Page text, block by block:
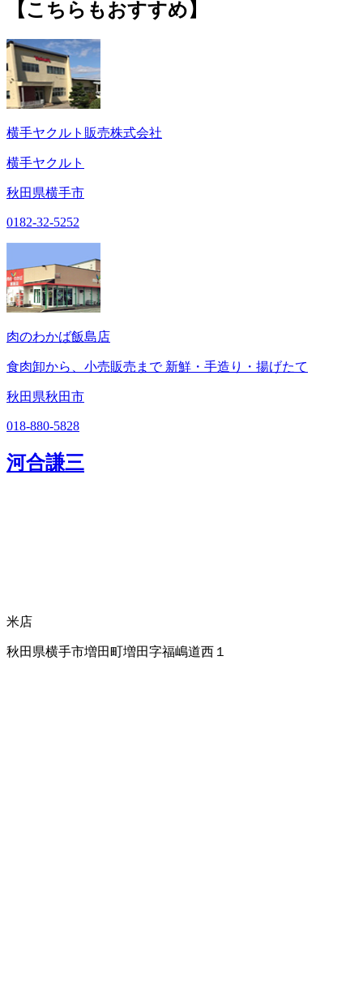
【こちらもおすすめ】
横手ヤクルト販売株式会社
横手ヤクルト
秋田県横手市
0182-32-5252
肉のわかば飯島店
食肉卸から、小売販売まで 新鮮・手造り・揚げたて
秋田県秋田市
018-880-5828
河合謙三
米店
秋田県横手市増田町増田字福嶋道西１